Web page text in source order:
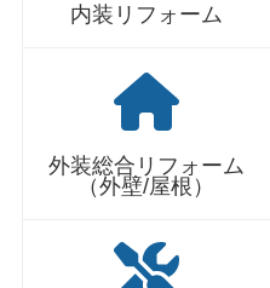
内装リフォーム
外装総合リフォーム
（外壁/屋根）